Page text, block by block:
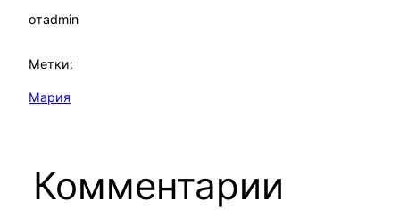
отadmin
Метки:
Мария
Комментарии